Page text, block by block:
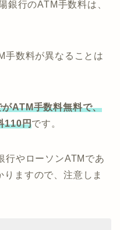
銀行のATM手数料は、
手数料が異なることは
ATM手数料無料で、
110円です。
行やローソンATMであ
ますので、注意しま